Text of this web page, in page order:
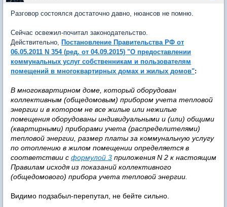
Разговор состоялся достаточно давно, нюансов не помню.
Сейчас освежил-почитал законодательство.
Действительно, Постановление Правительства РФ от
06.05.2011 N 354 (ред. от 04.09.2015) "О предоставлении
коммунальных услуг собственникам и пользователям
помещений в многоквартирных домах и жилых домов":
В многоквартирном доме, который оборудован
коллективным (общедомовым) прибором учета тепловой
энергии и в котором не все жилые или нежилые
помещения оборудованы индивидуальными и (или) общими
(квартирными) приборами учета (распределителями)
тепловой энергии, размер платы за коммунальную услугу
по отоплению в жилом помещении определяется в
соответствии с формулой 3 приложения N 2 к настоящим
Правилам исходя из показаний коллективного
(общедомового) прибора учета тепловой энергии.
Видимо подзабыл-перепутал, не бейте сильно.